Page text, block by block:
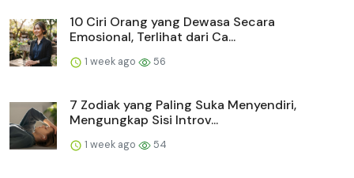
10 Ciri Orang yang Dewasa Secara
Emosional, Terlihat dari Ca...
1 week ago 56
7 Zodiak yang Paling Suka Menyendiri,
Mengungkap Sisi Introv...
1 week ago 54